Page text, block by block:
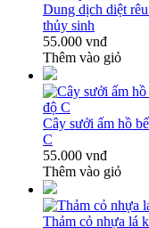
Dung dịch diệt
thủy sinh
55.000 vnđ
Thêm vào giỏ
Cây sưởi ấm hồ
C
55.000 vnđ
Thêm vào giỏ
Thảm cỏ nhựa lá